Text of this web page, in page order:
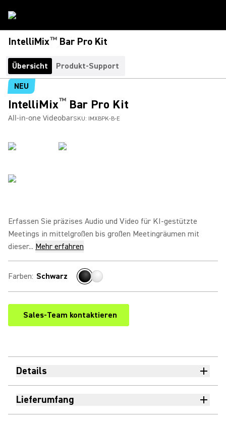
IntelliMix™ Bar Pro Kit
Übersicht
Produkt-Support
NEU
IntelliMix™ Bar Pro Kit
All-in-one VideobarSKU: IMXBPK-B-E
Erfassen Sie präzises Audio und Video für KI-gestützte
Meetings in mittelgroßen bis großen Meetingräumen mit
dieser... Mehr erfahren
Farben: Schwarz
Sales-Team kontaktieren
Details
Lieferumfang